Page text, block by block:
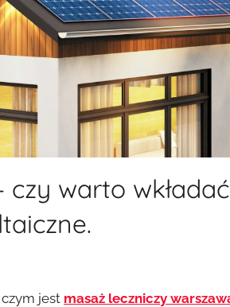
czy warto
jest masaż leczniczy